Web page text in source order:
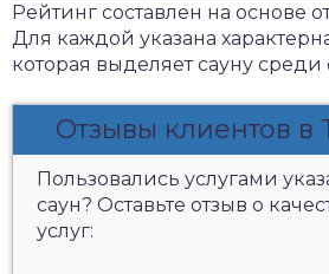
Рейтинг составлен на основе
Для каждой указана
которая выделяет сауну среди
Отзывы клиентов в
Пользовались услугами
саун? Оставьте отзыв о
услуг: